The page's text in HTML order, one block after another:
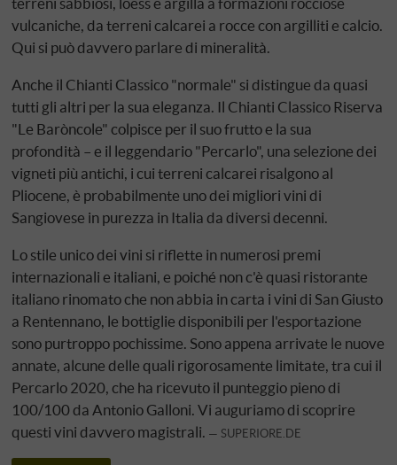
vulcaniche, da terreni calcarei a rocce con argilliti e calcio.
Qui si può davvero parlare di mineralità.
Anche il Chianti Classico "normale" si distingue da quasi
tutti gli altri per la sua eleganza. Il Chianti Classico Riserva
"Le Baròncole" colpisce per il suo frutto e la sua
profondità – e il leggendario "Percarlo", una selezione dei
vigneti più antichi, i cui terreni calcarei risalgono al
Pliocene, è probabilmente uno dei migliori vini di
Sangiovese in purezza in Italia da diversi decenni.
Lo stile unico dei vini si riflette in numerosi premi
internazionali e italiani, e poiché non c'è quasi ristorante
italiano rinomato che non abbia in carta i vini di San Giusto
a Rentennano, le bottiglie disponibili per l'esportazione
sono purtroppo pochissime. Sono appena arrivate le nuove
annate, alcune delle quali rigorosamente limitate, tra cui il
Percarlo 2020, che ha ricevuto il punteggio pieno di
100/100 da Antonio Galloni. Vi auguriamo di scoprire
questi vini davvero magistrali.
SUPERIORE.DE